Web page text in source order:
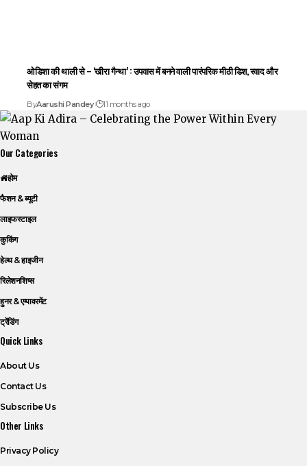
ओडिशा की थाली से – ‘खीरा गैन्था’ : उपवास में बनने वाली पारंपरिक मीठी डिश, स्वाद और
सेहत का संगम
ByAarushi Pandey 11 months ago
Our Categories
होम
फैशन & ब्यूटी
लाइफस्टाइल
कुकिंग
हेल्थ & हाइजीन
रिलेशनशिप्स
हुनर & एम्पावरमेंट
ट्रेंडिंग
Quick Links
About Us
Contact Us
Subscribe Us
Other Links
Privacy Policy